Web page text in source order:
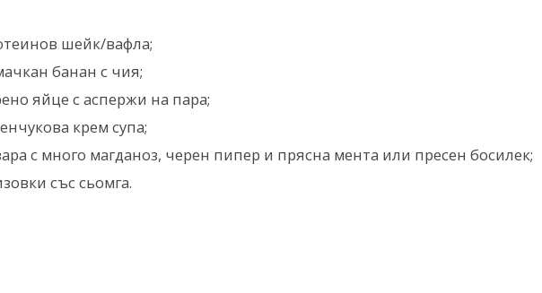
шейк/вафла;
банан с чия;
яйце с аспержи на пара;
крем супа;
с много магданоз, черен пипер и прясна мента или пресен босилек;
със сьомга.